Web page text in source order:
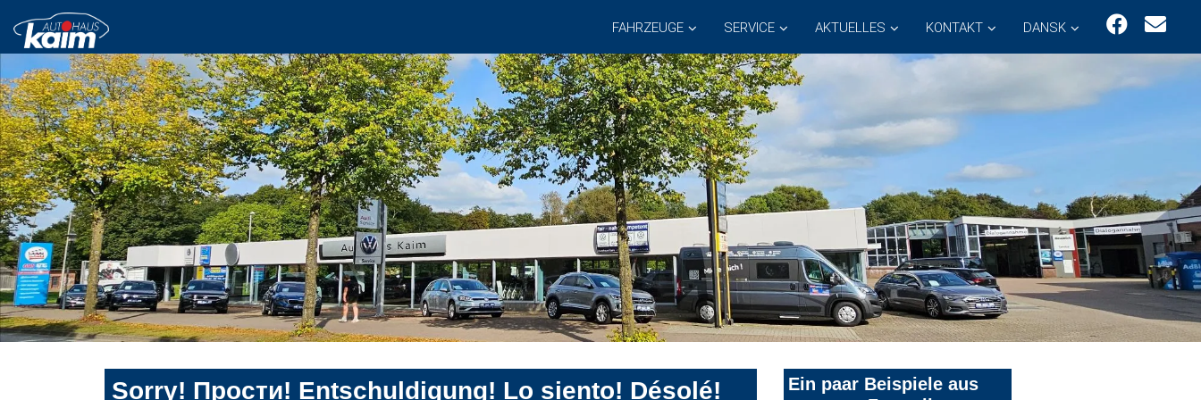
FAHRZEUGE SERVICE AKTUELLES KONTAKT DANSK
Sorry! Прости! Entschuldigung! Lo siento! Désolé!
Ein paar Beispiele aus